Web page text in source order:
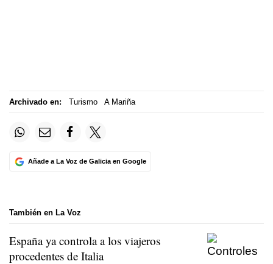
Archivado en: Turismo A Mariña
Añade a La Voz de Galicia en Google
También en La Voz
España ya controla a los viajeros
procedentes de Italia